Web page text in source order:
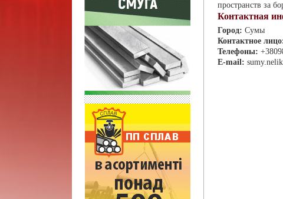
пространств за
Контактная
Город: Сумы
Контактное
Телефоны:
E-mail: